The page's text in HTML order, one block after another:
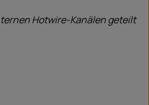
Hotwire-Kanälen geteilt